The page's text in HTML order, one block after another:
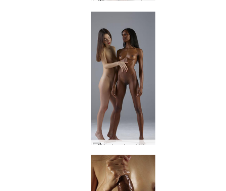
Κική κρέμα Valerie #44